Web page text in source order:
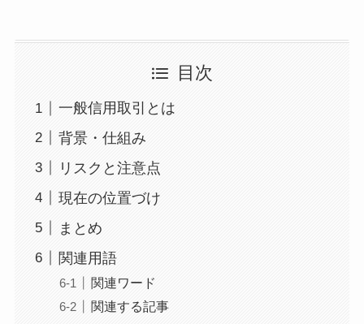
目次
一般信用取引とは
背景・仕組み
リスクと注意点
現在の位置づけ
まとめ
関連用語
関連ワード
関連する記事